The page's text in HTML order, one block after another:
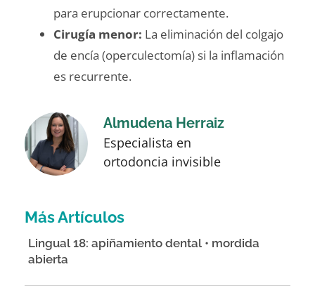
para erupcionar correctamente.
Cirugía menor: La eliminación del colgajo
de encía (operculectomía) si la inflamación
es recurrente.
Almudena Herraiz
Especialista en
ortodoncia invisible
Más Artículos
Lingual 18: apiñamiento dental • mordida
abierta